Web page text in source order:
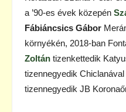
a ’90-es évek közepén
Fábiáncsics Gábor
környékén, 2018-ban
Zoltán tizenkettedik
tizennegyedik Chiclanával
tizennegyedik JB